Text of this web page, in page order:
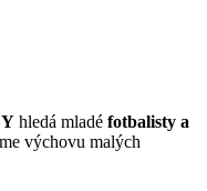
hledá mladé fotbalisty a
výchovu malých